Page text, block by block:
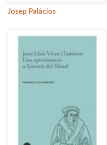
Josep Palàcios